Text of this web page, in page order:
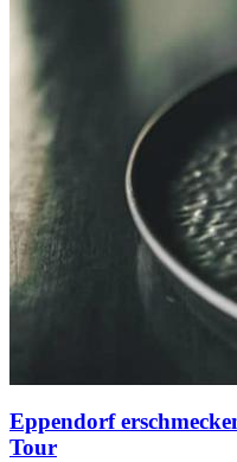
Eppendorf
Tour